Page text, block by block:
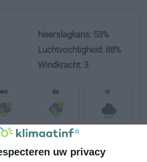
uw privacy
Neerslagkans: 53%
Luchtvochtigheid: 88%
Windkracht: 3
wo
20°
do
18°
vr
24°C 22°C 21°C